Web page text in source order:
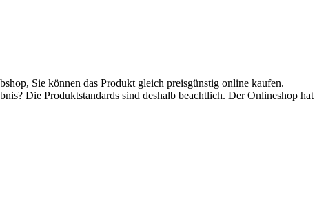
Sie können das Produkt gleich preisgünstig online kaufen.
Die Produktstandards sind deshalb beachtlich. Der Onlineshop hat